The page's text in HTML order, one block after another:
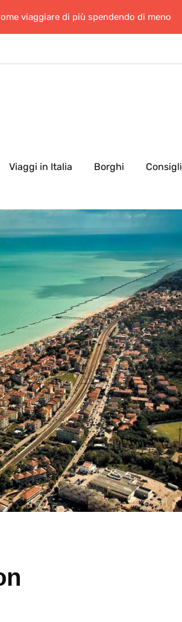
viaggiare di più spendendo di meno
Viaggi in Italia Borghi Consigli